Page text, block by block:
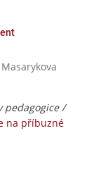
pedagogice /
na příbuzné